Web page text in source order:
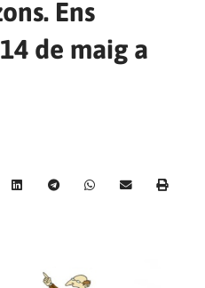
Ens
de maig a